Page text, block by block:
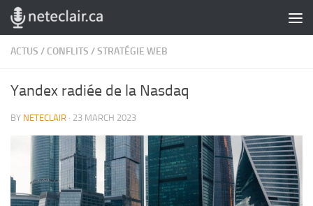
Skip to content
ACTUS / CONFLITS /STRATÉGIE WEB
Yandex radiée de la Nasdaq
BY NETECLAIR · 23 MARCH 2023